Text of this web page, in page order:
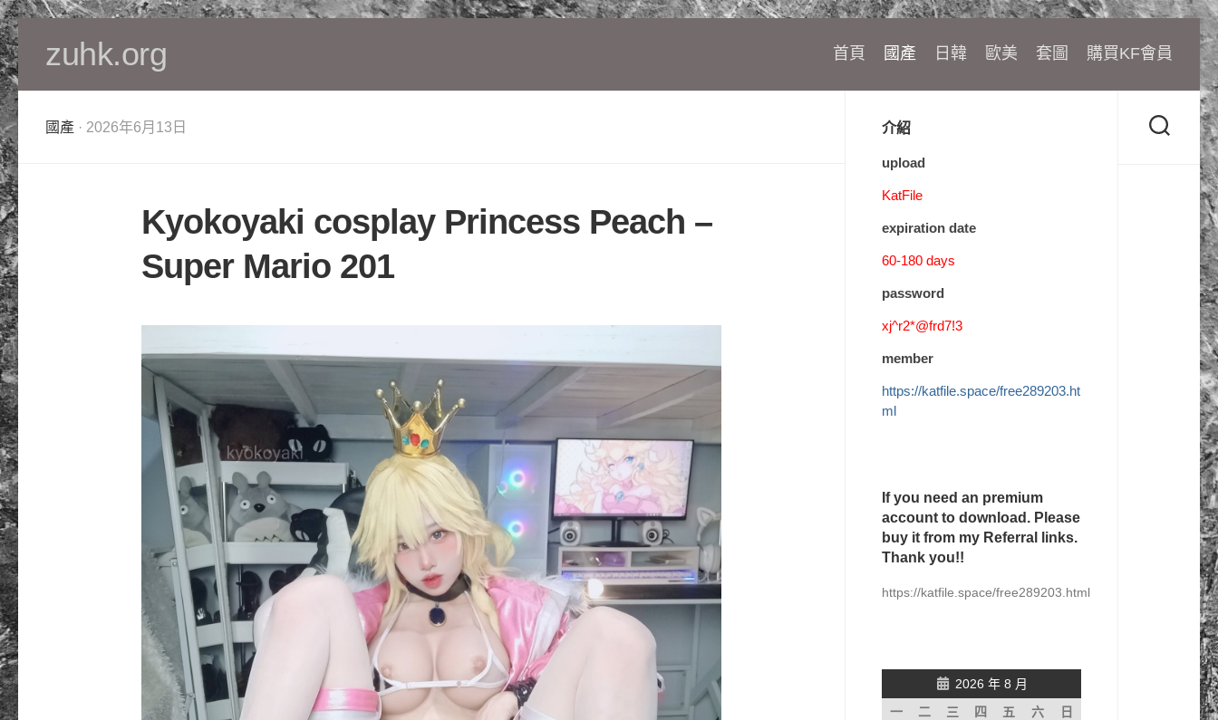
Skip
to
content
zuhk.org 首頁 國產 日韓 歐美 套圖 購買KF會員
國產 · 2026年6月13日
Kyokoyaki cosplay Princess Peach –
Super Mario 201
介紹
upload
KatFile
expiration date
60-180 days
password
xj^r2*@frd7!3
member
https://katfile.space/free289203.ht
ml
If you need an premium
account to download. Please
buy it from my Referral links.
Thank you!!
https://katfile.space/free289203.html
2026 年 8 月
一
二 三 四 五 六
日